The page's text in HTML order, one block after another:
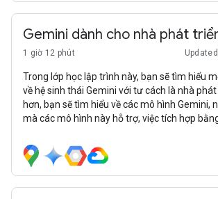
Gemini dành cho nhà phát
1 giờ 12 phút
Trong lớp học lập trình này, bạn sẽ tìm hiểu
về hệ sinh thái Gemini với tư cách là nhà
hơn, bạn sẽ tìm hiểu về các mô hình Gemini,
mà các mô hình này hỗ trợ, việc tích hợp
năng hiểu không gian, Live API và đầu ra hình
âm thanh gốc.